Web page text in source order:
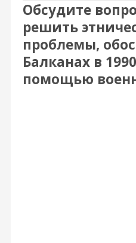
Обсудите
решить
проблемы,
Балканах в
помощью